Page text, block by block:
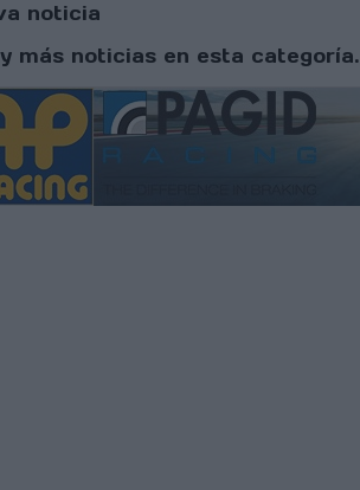
noticia
más noticias en esta categoría.